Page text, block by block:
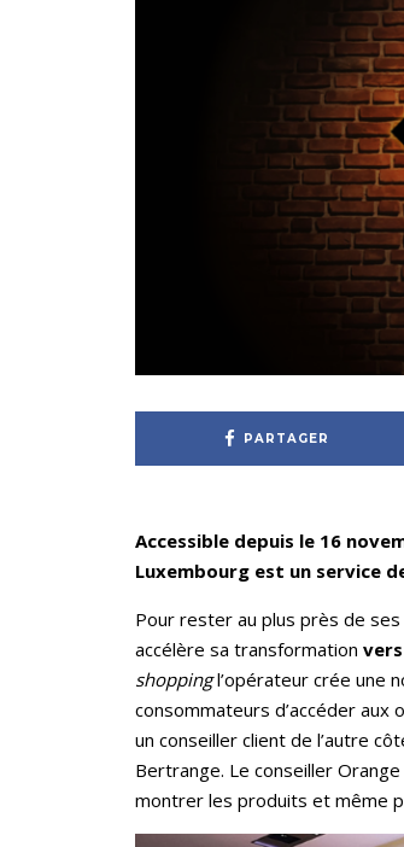
PARTAGER
Accessible depuis le 16
Luxembourg est un service
Pour rester au plus près de
accélère sa transformation
shoppingl’opérateur crée une
consommateurs d’accéder
un conseiller client de l’autre
Bertrange. Le conseiller
montrer les produits et même